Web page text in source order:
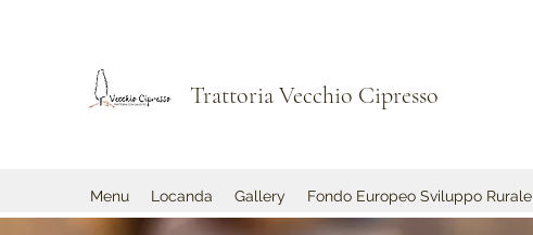
Trattoria Vecchio Cipresso
Menu Locanda Gallery Fondo Europeo Sviluppo Rurale